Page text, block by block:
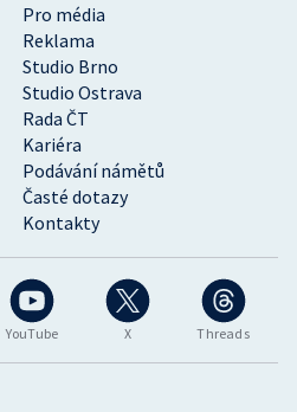
YouTube X Threads
Pro média
Reklama
Studio Brno
Studio Ostrava
Rada ČT
Kariéra
Podávání námětů
Časté dotazy
Kontakty